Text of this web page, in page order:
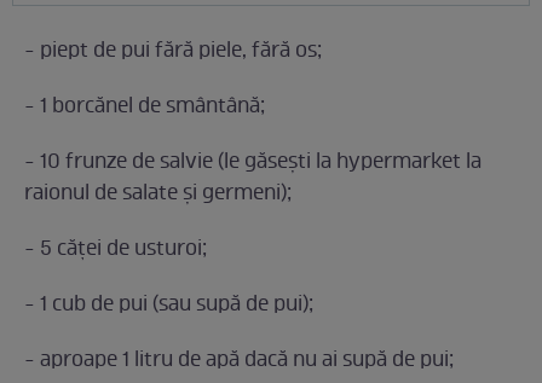
- piept de pui fără piele, fără os;
- 1 borcănel de smântână;
- 10 frunze de salvie (le găsești la hypermarket la
raionul de salate și germeni);
- 5 căței de usturoi;
- 1 cub de pui (sau supă de pui);
- aproape 1 litru de apă dacă nu ai supă de pui;